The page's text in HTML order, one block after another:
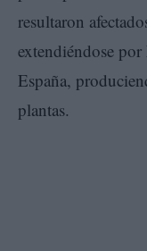
resultaron
extendiéndose
España,
plantas.